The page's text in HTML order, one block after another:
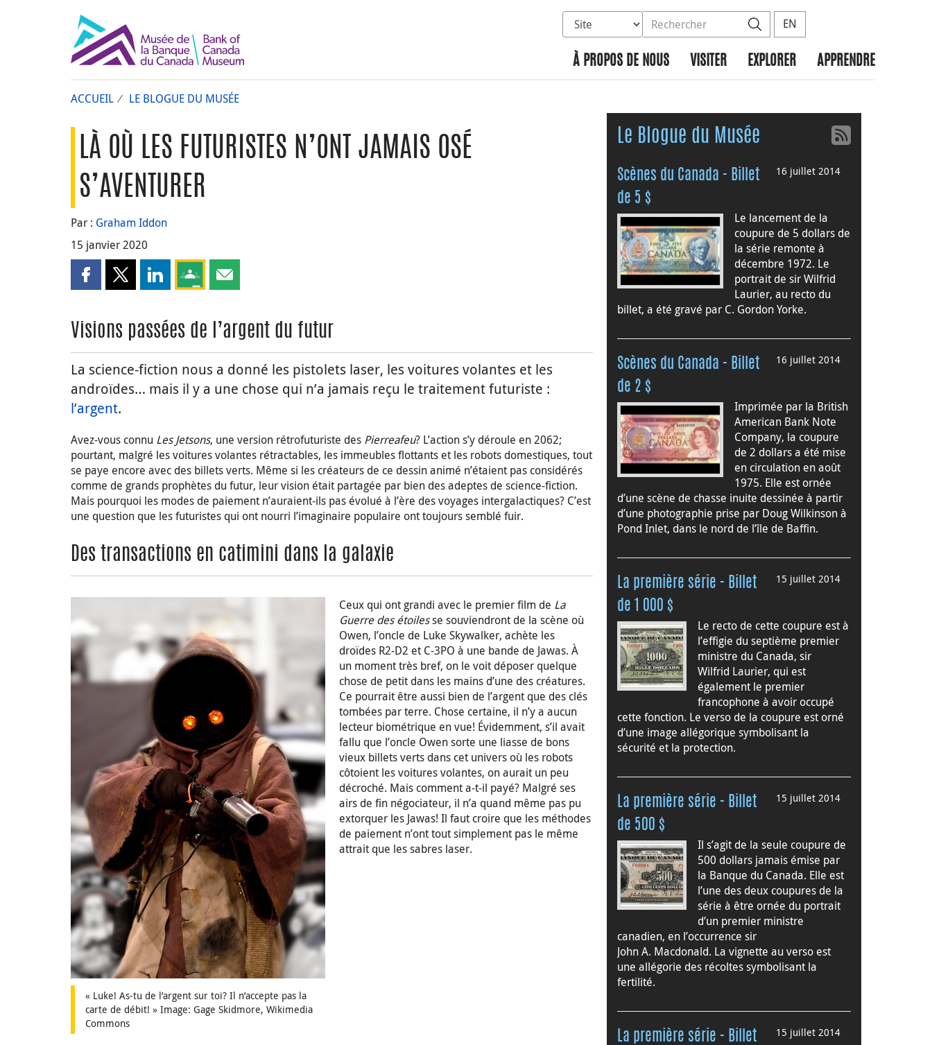
Sélectionnez la base de données à rechercher
Rechercher dans le site Rechercher
EN
À PROPOS DE NOUS VISITER EXPLORER APPRENDRE
ACCUEIL LE BLOGUE DU MUSÉE
LÀ OÙ LES FUTURISTES N’ONT JAMAIS OSÉ
S’AVENTURER
Par : Graham Iddon
15 janvier 2020
Partager cette page sur Facebook
Partager cette page sur X
Partager cette page sur LinkedIn
Partagez cette page sur Google Classroom
Partager cette page par courriel
Visions passées de l’argent du futur
La science-fiction nous a donné les pistolets laser, les voitures volantes et les
androïdes… mais il y a une chose qui n’a jamais reçu le traitement futuriste :
l’argent.
Avez-vous connu Les Jetsons, une version rétrofuturiste des Pierreafeu? L’action s’y déroule en 2062;
pourtant, malgré les voitures volantes rétractables, les immeubles flottants et les robots domestiques, tout
se paye encore avec des billets verts. Même si les créateurs de ce dessin animé n’étaient pas considérés
comme de grands prophètes du futur, leur vision était partagée par bien des adeptes de science-fiction.
Mais pourquoi les modes de paiement n’auraient-ils pas évolué à l’ère des voyages intergalactiques? C’est
une question que les futuristes qui ont nourri l’imaginaire populaire ont toujours semblé fuir.
Des transactions en catimini dans la galaxie
« Luke! As-tu de l’argent sur toi? Il n’accepte pas la
carte de débit! » Image: Gage Skidmore, Wikimedia
Commons
Ceux qui ont grandi avec le premier film de La
Guerre des étoilesse souviendront de la scène où
Owen, l’oncle de Luke Skywalker, achète les
droïdes R2-D2 et C-3PO à une bande de Jawas. À
un moment très bref, on le voit déposer quelque
chose de petit dans les mains d’une des créatures.
Ce pourrait être aussi bien de l’argent que des clés
tombées par terre. Chose certaine, il n’y a aucun
lecteur biométrique en vue! Évidemment, s’il avait
fallu que l’oncle Owen sorte une liasse de bons
vieux billets verts dans cet univers où les robots
côtoient les voitures volantes, on aurait un peu
décroché. Mais comment a-t-il payé? Malgré ses
airs de fin négociateur, il n’a quand même pas pu
extorquer les Jawas! Il faut croire que les méthodes
de paiement n’ont tout simplement pas le même
attrait que les sabres laser.
Le Blogue du Musée
16 juillet 2014
Scènes du Canada - Billet
de 5 $
Le lancement de la
coupure de 5 dollars de
la série remonte à
décembre 1972. Le
portrait de sir Wilfrid
Laurier, au recto du
billet, a été gravé par C. Gordon Yorke.
16 juillet 2014
Scènes du Canada - Billet
de 2 $
Imprimée par la British
American Bank Note
Company, la coupure
de 2 dollars a été mise
en circulation en août
1975. Elle est ornée
d’une scène de chasse inuite dessinée à partir
d’une photographie prise par Doug Wilkinson à
Pond Inlet, dans le nord de l’île de Baffin.
15 juillet 2014
La première série - Billet
de 1 000 $
Le recto de cette coupure est à
l’effigie du septième premier
ministre du Canada, sir
Wilfrid Laurier, qui est
également le premier
francophone à avoir occupé
cette fonction. Le verso de la coupure est orné
d’une image allégorique symbolisant la
sécurité et la protection.
15 juillet 2014
La première série - Billet
de 500 $
Il s’agit de la seule coupure de
500 dollars jamais émise par
la Banque du Canada. Elle est
l’une des deux coupures de la
série à être ornée du portrait
d’un premier ministre
canadien, en l’occurrence sir
John A. Macdonald. La vignette au verso est
une allégorie des récoltes symbolisant la
fertilité.
15 juillet 2014
La première série - Billet